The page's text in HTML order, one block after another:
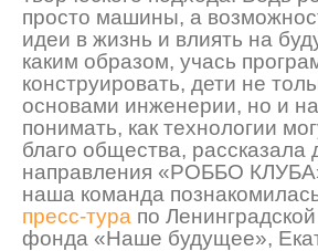
просто машины, а
идеи в жизнь и влиять на
каким образом, учась
конструировать, дети не
основами инженерии, но и
понимать, как технологии
благо общества, рассказала
направления «РОББО
наша команда
пресс-тура по
фонда «Наше будущее»,